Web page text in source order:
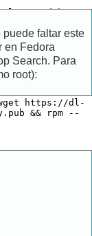
faltar este
en Fedora
Search. Para
root):